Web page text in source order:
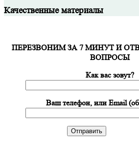
Качественные материалы
ПЕРЕЗВОНИМ ЗА 7 МИНУТ И
ВОПРОСЫ
Как вас зовут?
Ваш телефон, или Email